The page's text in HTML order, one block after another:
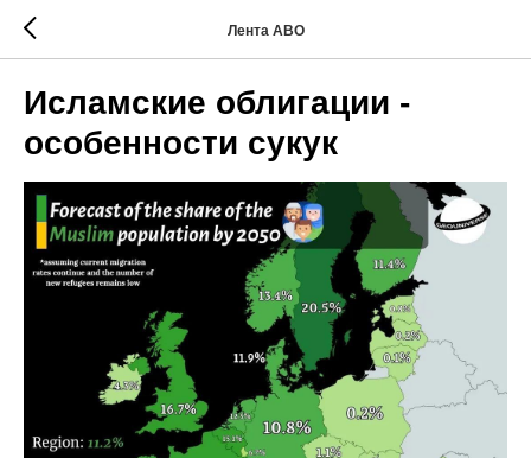
Лента АВО
Исламские облигации -
особенности сукук